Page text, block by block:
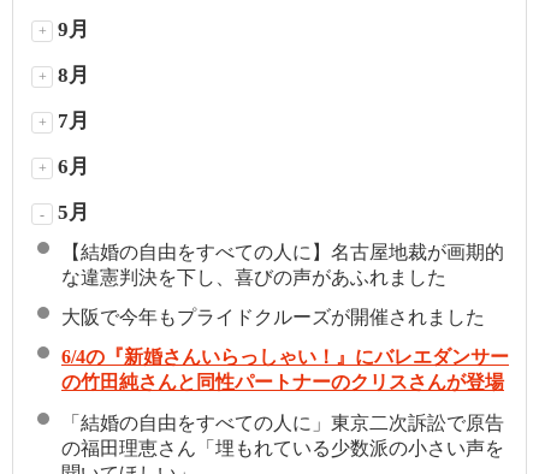
+ 9月
+ 8月
+ 7月
+ 6月
- 5月
【結婚の自由をすべての人に】名古屋地裁が画期的
な違憲判決を下し、喜びの声があふれました
大阪で今年もプライドクルーズが開催されました
6/4の『新婚さんいらっしゃい！』にバレエダンサー
の竹田純さんと同性パートナーのクリスさんが登場
「結婚の自由をすべての人に」東京二次訴訟で原告
の福田理恵さん「埋もれている少数派の小さい声を